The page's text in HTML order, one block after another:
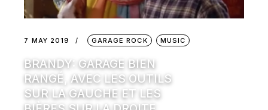
7 MAY 2019 GARAGE ROCK MUSIC
BRANDY: GARAGE BIEN
RANGÉ, AVEC LES OUTILS
SUR LA GAUCHE ET LES